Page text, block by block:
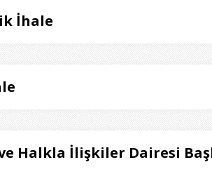
İhale
ve Halkla İlişkiler Dairesi